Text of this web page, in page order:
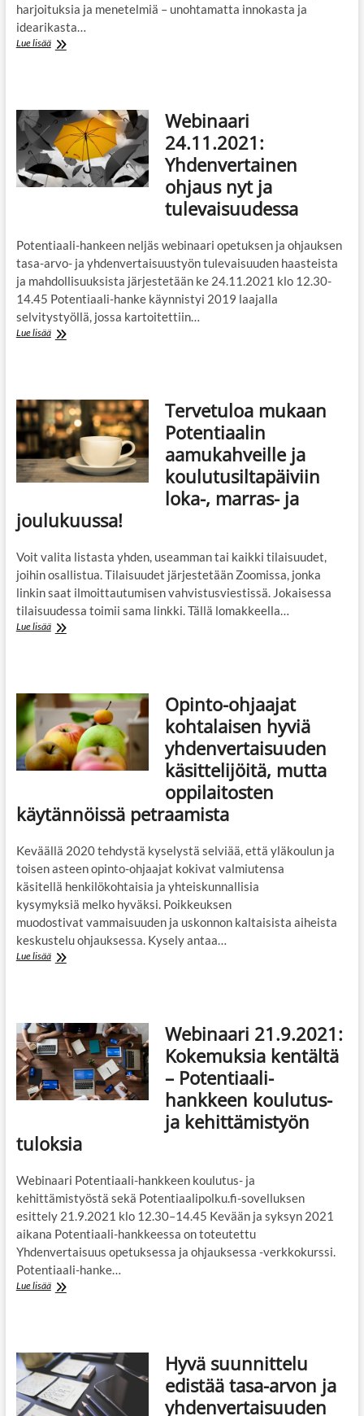
harjoituksia ja menetelmiä – unohtamatta innokasta ja
idearikasta…
Lue lisääTervetuloa
25.5.
klo
9–
12
Helsinkiin
(hybridi-
Webinaari
24.11.2021:
Yhdenvertainen
ohjaus nyt ja
tulevaisuudessa
Potentiaali-hankeen neljäs webinaari opetuksen ja ohjauksen
tasa-arvo- ja yhdenvertaisuustyön tulevaisuuden haasteista
ja mahdollisuuksista järjestetään ke 24.11.2021 klo 12.30-
14.45 Potentiaali-hanke käynnistyi 2019 laajalla
selvitystyöllä, jossa kartoitettiin…
Lue lisääWebinaari
ja
tulevaisuudessa
Tervetuloa mukaan
Potentiaalin
aamukahveille ja
koulutusiltapäiviin
loka-, marras- ja
joulukuussa!
Voit valita listasta yhden, useamman tai kaikki tilaisuudet,
joihin osallistua. Tilaisuudet järjestetään Zoomissa, jonka
linkin saat ilmoittautumisen vahvistusviestissä. Jokaisessa
tilaisuudessa toimii sama linkki. Tällä lomakkeella…
Lue lisääTervetuloa
koulutusiltapäiviin
loka-,
marras-
ja
joulukuussa!
Opinto-ohjaajat
kohtalaisen hyviä
yhdenvertaisuuden
käsittelijöitä, mutta
oppilaitosten
käytännöissä petraamista
Keväällä 2020 tehdystä kyselystä selviää, että yläkoulun ja
toisen asteen opinto-ohjaajat kokivat valmiutensa
käsitellä henkilökohtaisia ja yhteiskunnallisia
kysymyksiä melko hyväksi. Poikkeuksen
muodostivat vammaisuuden ja uskonnon kaltaisista aiheista
keskustelu ohjauksessa. Kysely antaa…
Lue lisääOpinto-
käsittelijöitä,
mutta
oppilaitosten
käytännöissä
petraamista
Webinaari 21.9.2021:
Kokemuksia kentältä
– Potentiaali-
hankkeen koulutus-
ja kehittämistyön
tuloksia
Webinaari Potentiaali-hankkeen koulutus- ja
kehittämistyöstä sekä Potentiaalipolku.fi-sovelluksen
esittely 21.9.2021 klo 12.30–14.45 Kevään ja syksyn 2021
aikana Potentiaali-hankkeessa on toteutettu
Yhdenvertaisuus opetuksessa ja ohjauksessa -verkkokurssi.
Potentiaali-hanke…
Lue lisääWebinaari
Potentiaali-
hankkeen
koulutus-
ja
Hyvä suunnittelu
edistää tasa-arvon ja
yhdenvertaisuuden